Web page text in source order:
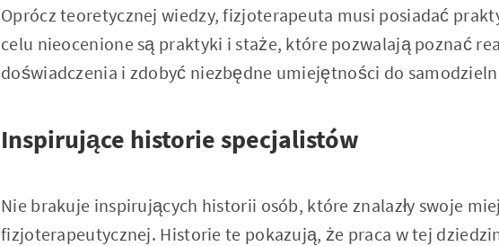
Oprócz teoretycznej wiedzy, fizjoterapeuta musi posiadać
celu nieocenione są praktyki i staże, które pozwalają poznać
doświadczenia i zdobyć niezbędne umiejętności do
Inspirujące historie specjalistów
Nie brakuje inspirujących historii osób, które znalazły swoje
fizjoterapeutycznej. Historie te pokazują, że praca w tej